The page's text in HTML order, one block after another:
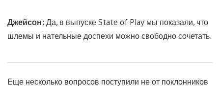
Джейсон:Да, в выпуске State of Play мы показали, что
шлемы и нательные доспехи можно свободно сочетать.
Еще несколько вопросов поступили не от поклонников